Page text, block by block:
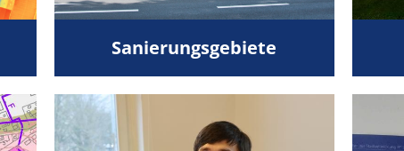
Sanierungsgebiete